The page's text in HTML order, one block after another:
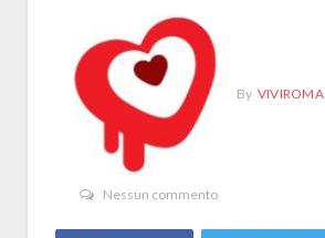
By VIVIROMA
Nessun commento